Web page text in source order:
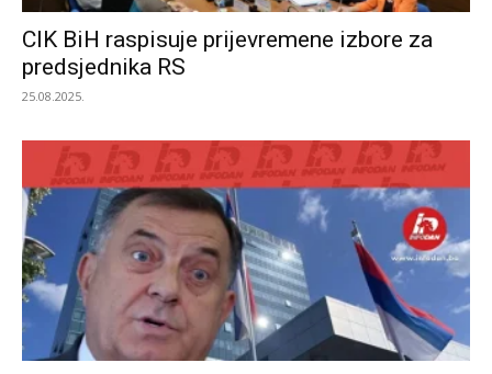
CIK BiH raspisuje prijevremene izbore za
predsjednika RS
25.08.2025.